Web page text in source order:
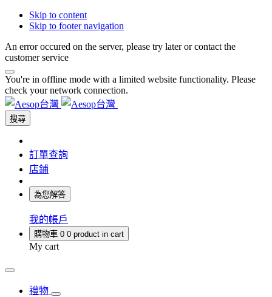
Skip to content
Skip to footer navigation
An error occured on the server, please try later or contact the
customer service
You're in offline mode with a limited website functionality. Please
check your network connection.
搜尋
訂單查詢
店鋪
為您解答
我的帳戶
購物車 0 0 product in cart
My cart
禮物